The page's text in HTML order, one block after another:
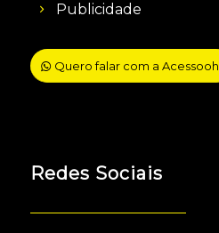
Publicidade
Quero falar com a Acessooh
Redes Sociais